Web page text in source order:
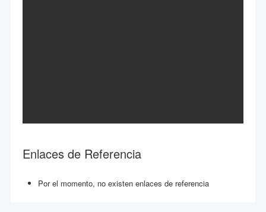
Enlaces de Referencia
Por el momento, no existen enlaces de referencia